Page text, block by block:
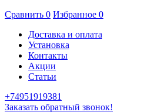
Сравнить 0 Избранное 0
Доставка и оплата
Установка
Контакты
Акции
Статьи
+74951919381
Заказать обратный звонок!